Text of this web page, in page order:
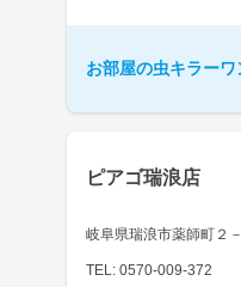
お部屋の虫キラー
ピアゴ瑞浪店
岐阜県瑞浪市薬師町２
TEL: 0570-009-372